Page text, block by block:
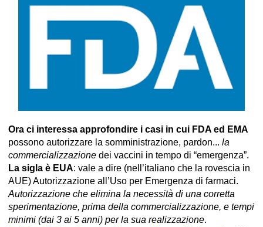
Ora ci interessa approfondire i casi in cui FDA ed EMA
possono autorizzare la somministrazione, pardon... la
commercializzazione dei vaccini in tempo di “emergenza”.
La sigla è EUA: vale a dire (nell’italiano che la rovescia in
AUE) Autorizzazione all’Uso per Emergenza di farmaci.
Autorizzazione che elimina la necessità di una corretta
sperimentazione, prima della commercializzazione, e tempi
minimi (dai 3 ai 5 anni) per la sua realizzazione.